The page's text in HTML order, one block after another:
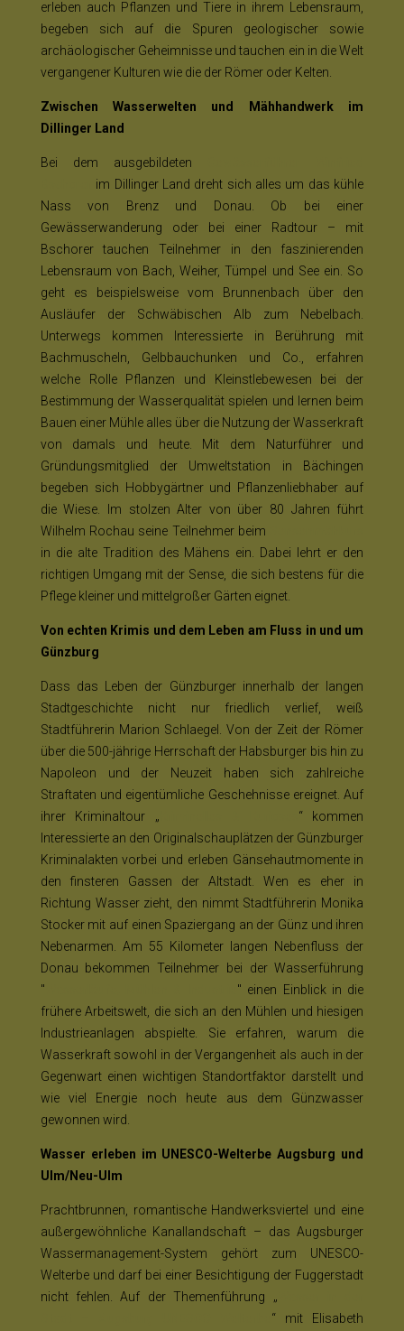
erleben auch Pflanzen und Tiere in ihrem Lebensraum,
begeben sich auf die Spuren geologischer sowie
archäologischer Geheimnisse und tauchen ein in die Welt
vergangener Kulturen wie die der Römer oder Kelten.
Zwischen Wasserwelten und Mähhandwerk im
Dillinger Land
Bei dem ausgebildeten
im Dillinger Land dreht sich alles um das kühle
Nass von Brenz und Donau. Ob bei einer
Gewässerwanderung oder bei einer Radtour – mit
Bschorer tauchen Teilnehmer in den faszinierenden
Lebensraum von Bach, Weiher, Tümpel und See ein. So
geht es beispielsweise vom Brunnenbach über den
Ausläufer der Schwäbischen Alb zum Nebelbach.
Unterwegs kommen Interessierte in Berührung mit
Bachmuscheln, Gelbbauchunken und Co., erfahren
welche Rolle Pflanzen und Kleinstlebewesen bei der
Bestimmung der Wasserqualität spielen und lernen beim
Bauen einer Mühle alles über die Nutzung der Wasserkraft
von damals und heute. Mit dem Naturführer und
Gründungsmitglied der Umweltstation in Bächingen
begeben sich Hobbygärtner und Pflanzenliebhaber auf
die Wiese. Im stolzen Alter von über 80 Jahren führt
Wilhelm Rochau seine Teilnehmer beim
in die alte Tradition des Mähens ein. Dabei lehrt er den
richtigen Umgang mit der Sense, die sich bestens für die
Pflege kleiner und mittelgroßer Gärten eignet.
Von echten Krimis und dem Leben am Fluss in und um
Günzburg
Dass das Leben der Günzburger innerhalb der langen
Stadtgeschichte nicht nur friedlich verlief, weiß
Stadtführerin Marion Schlaegel. Von der Zeit der Römer
über die 500-jährige Herrschaft der Habsburger bis hin zu
Napoleon und der Neuzeit haben sich zahlreiche
Straftaten und eigentümliche Geschehnisse ereignet. Auf
ihrer Kriminaltour „
“ kommen
Interessierte an den Originalschauplätzen der Günzburger
Kriminalakten vorbei und erleben Gänsehautmomente in
den finsteren Gassen der Altstadt. Wen es eher in
Richtung Wasser zieht, den nimmt Stadtführerin Monika
Stocker mit auf einen Spaziergang an der Günz und ihren
Nebenarmen. Am 55 Kilometer langen Nebenfluss der
Donau bekommen Teilnehmer bei der Wasserführung
"
" einen Einblick in die
frühere Arbeitswelt, die sich an den Mühlen und hiesigen
Industrieanlagen abspielte. Sie erfahren, warum die
Wasserkraft sowohl in der Vergangenheit als auch in der
Gegenwart einen wichtigen Standortfaktor darstellt und
wie viel Energie noch heute aus dem Günzwasser
gewonnen wird.
Wasser erleben im UNESCO-Welterbe Augsburg und
Ulm/Neu-Ulm
Prachtbrunnen, romantische Handwerksviertel und eine
außergewöhnliche Kanallandschaft – das Augsburger
Wassermanagement-System gehört zum UNESCO-
Welterbe und darf bei einer Besichtigung der Fuggerstadt
nicht fehlen. Auf der Themenführung „
“ mit Elisabeth